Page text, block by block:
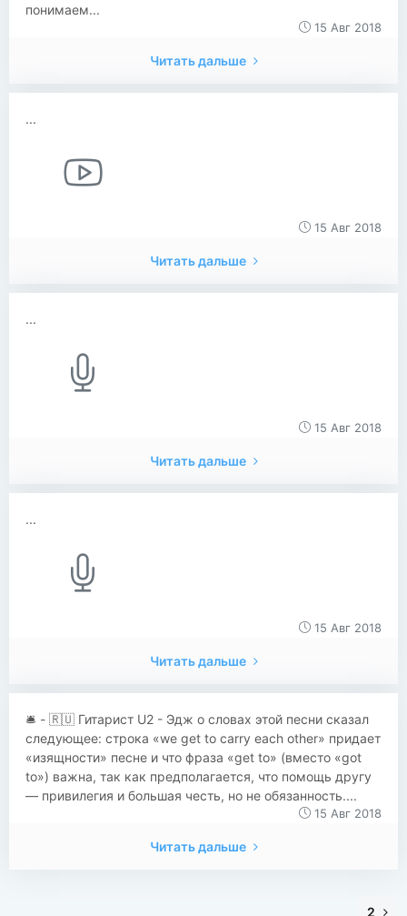
понимаем...
15 Авг 2018
Читать дальше
...
15 Авг 2018
Читать дальше
...
15 Авг 2018
Читать дальше
...
15 Авг 2018
Читать дальше
​​🛎 - 🇷🇺 Гитарист U2 - Эдж о словах этой песни сказал
следующее: строка «we get to carry each other» придает
«изящности» песне и что фраза «get to» (вместо «got
to») важна, так как предполагается, что помощь другу
— привилегия и большая честь, но не обязанность....
15 Авг 2018
Читать дальше
2